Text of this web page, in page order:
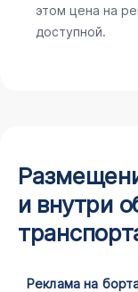
этом цена на
доступной.
и внутри
Реклама на